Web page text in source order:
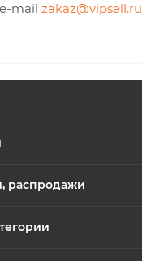
mail zakaz@vipsell.ru
распродажи